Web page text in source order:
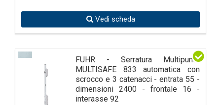
Vedi scheda
FUHR - Serratura Multipunto
MULTISAFE 833 automatica con
scrocco e 3 catenacci - entrata 55 -
dimensioni 2400 - frontale 16 -
interasse 92